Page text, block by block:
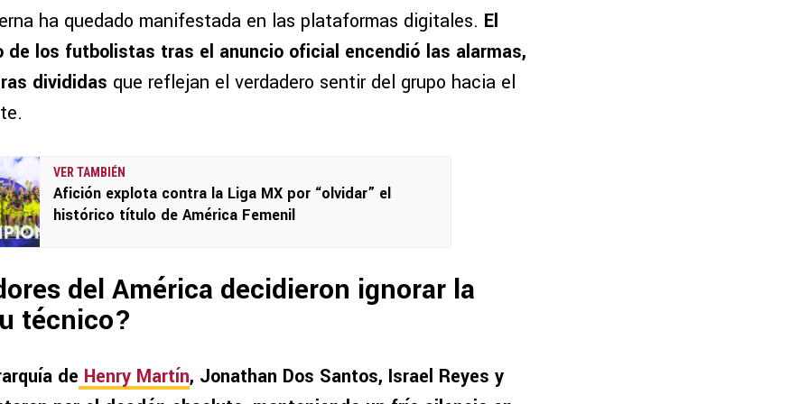
ha quedado manifestada en las plataformas digitales. El
de los futbolistas tras el anuncio oficial encendió las alarmas,
divididas que reflejan el verdadero sentir del grupo hacia el
VER TAMBIÉN
Afición explota contra la Liga MX por “olvidar” el
histórico título de América Femenil
del América decidieron ignorar la
técnico?
de Henry Martín, Jonathan Dos Santos, Israel Reyes y